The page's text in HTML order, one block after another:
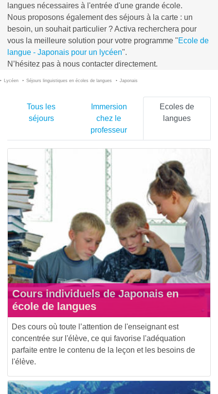
langues nécessaires à l'entrée d'une grande école.
Nous proposons également des séjours à la carte : un
besoin, un souhait particulier ? Activa recherchera pour
vous la meilleure solution pour votre programme "Ecole de
langue - Japonais pour un lycéen".
N’hésitez pas à nous contacter directement.
Lycéen Séjours linguistiques en écoles de langues Japonais
Tous les
séjours
Immersion
chez le
professeur
Ecoles de
langues
Cours individuels de Japonais en
école de langues
Des cours où toute l’attention de l'enseignant est
concentrée sur l'élève, ce qui favorise l'adéquation
parfaite entre le contenu de la leçon et les besoins de
l'élève.